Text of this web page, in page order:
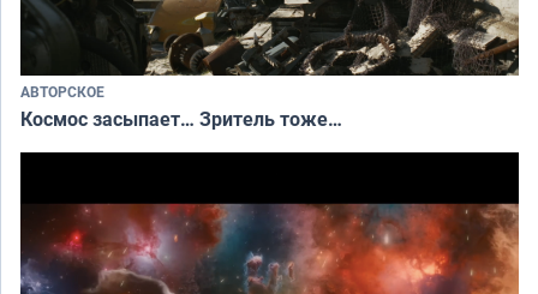
АВТОРСКОЕ
Космос засыпает… Зритель тоже…